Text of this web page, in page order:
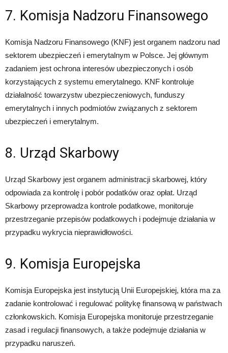
7. Komisja Nadzoru Finansowego
Komisja Nadzoru Finansowego (KNF) jest organem nadzoru nad
sektorem ubezpieczeń i emerytalnym w Polsce. Jej głównym
zadaniem jest ochrona interesów ubezpieczonych i osób
korzystających z systemu emerytalnego. KNF kontroluje
działalność towarzystw ubezpieczeniowych, funduszy
emerytalnych i innych podmiotów związanych z sektorem
ubezpieczeń i emerytalnym.
8. Urząd Skarbowy
Urząd Skarbowy jest organem administracji skarbowej, który
odpowiada za kontrolę i pobór podatków oraz opłat. Urząd
Skarbowy przeprowadza kontrole podatkowe, monitoruje
przestrzeganie przepisów podatkowych i podejmuje działania w
przypadku wykrycia nieprawidłowości.
9. Komisja Europejska
Komisja Europejska jest instytucją Unii Europejskiej, która ma za
zadanie kontrolować i regulować politykę finansową w państwach
członkowskich. Komisja Europejska monitoruje przestrzeganie
zasad i regulacji finansowych, a także podejmuje działania w
przypadku naruszeń.